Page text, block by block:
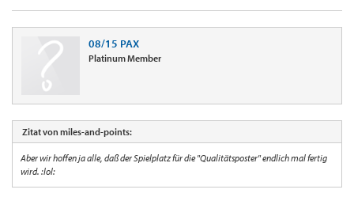
08/15 PAX
Platinum Member
Zitat von miles-and-points:
Aber wir hoffen ja alle, daß der Spielplatz für die "Qualitätsposter" endlich mal fertig
wird. :lol: